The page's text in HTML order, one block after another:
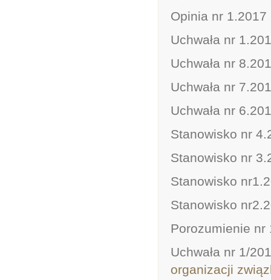
Opinia nr
Uchwała nr
Uchwała nr
Uchwała nr
Uchwała nr
Stanowisko nr
Stanowisko nr
Stanowisko
Stanowisko
Porozumienie nr
Uchwała nr 1/
organizacji